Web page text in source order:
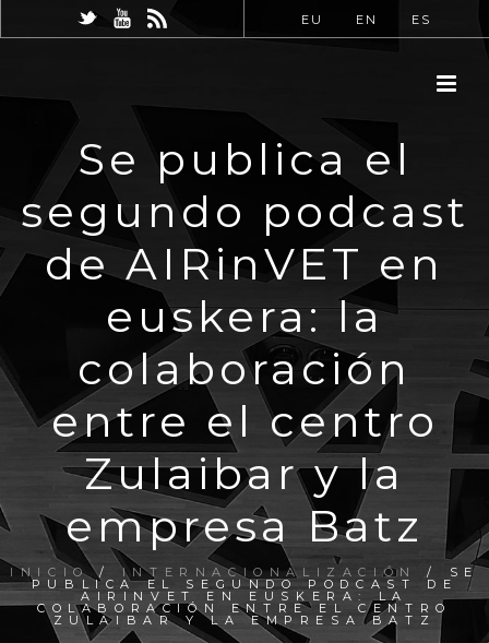
EU EN ES
Se publica el
segundo podcast
de AIRinVET en
euskera: la
colaboración
entre el centro
Zulaibar y la
empresa Batz
INICIO/ INTERNACIONALIZACIÓN / SE
PUBLICA EL SEGUNDO PODCAST DE
AIRINVET EN EUSKERA: LA
COLABORACIÓN ENTRE EL CENTRO
ZULAIBAR Y LA EMPRESA BATZ